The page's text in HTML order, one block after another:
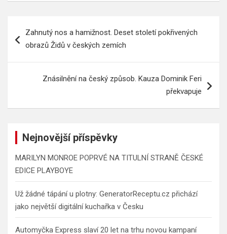
proZahnutý nos a hamižnost. Deset století pokřivených
obrazů Židů v českých zemích
Znásilnění na český způsob. Kauza Dominik Feri
překvapuje
Nejnovější příspěvky
MARILYN MONROE POPRVÉ NA TITULNÍ STRANĚ ČESKÉ
EDICE PLAYBOYE
Už žádné tápání u plotny: GeneratorReceptu.cz přichází
jako největší digitální kuchařka v Česku
Automyčka Express slaví 20 let na trhu novou kampaní